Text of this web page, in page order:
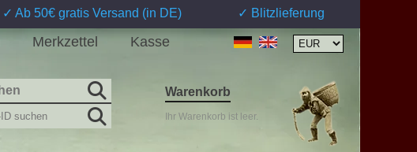
✓ Ab 50€ gratis Versand (in DE) ✓ Blitzlieferung
Merkzettel Kasse
Warenkorb
Ihr Warenkorb ist leer.